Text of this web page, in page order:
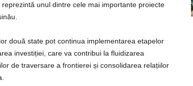
unul dintre cele mai importante proiecte
două state pot continua implementarea etapelor
investiției, care va contribui la fluidizarea
de traversare a frontierei și consolidarea relațiilor